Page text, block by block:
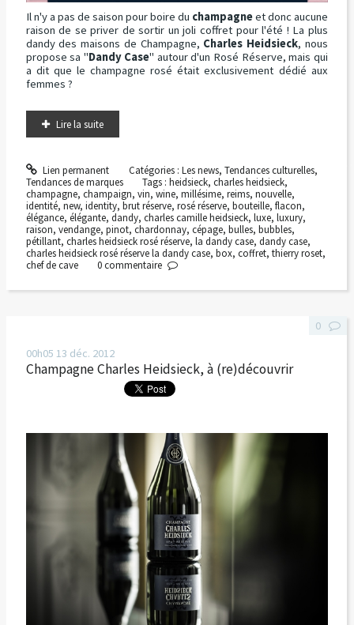
Il n'y a pas de saison pour boire du champagneet donc aucune
raison de se priver de sortir un joli coffret pour l'été ! La plus
dandy des maisons de Champagne, Charles Heidsieck, nous
propose sa "Dandy Case" autour d'un Rosé Réserve, mais qui
a dit que le champagne rosé était exclusivement dédié aux
femmes ?
Lire la suite
Lien permanent Catégories : Les news, Tendances culturelles,
Tendances de marques
Tags :heidsieck,charles heidsieck,
champagne, champaign, vin, wine, millésime, reims, nouvelle,
identité, new, identity, brut réserve, rosé réserve, bouteille, flacon,
élégance, élégante, dandy, charles camille heidsieck, luxe, luxury,
raison, vendange, pinot, chardonnay, cépage, bulles, bubbles,
pétillant, charles heidsieck rosé réserve, la dandy case, dandy case,
charles heidsieck rosé réserve la dandy case, box, coffret, thierry roset,
chef de cave
0commentaire
00h05 13 déc. 2012
Champagne Charles Heidsieck, à (re)découvrir
0